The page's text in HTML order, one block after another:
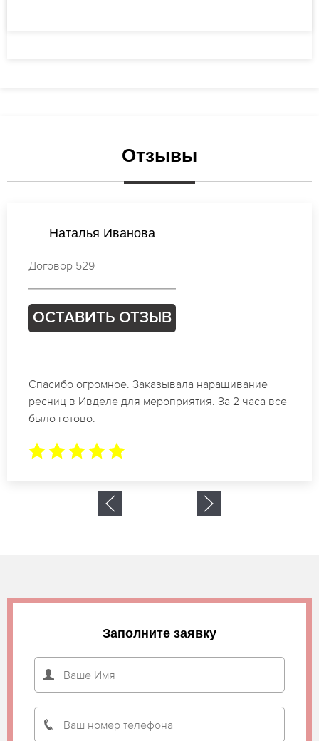
Отзывы
Анастасия Новикова
Договор 916
ОСТАВИТЬ ОТЗЫВ
Идеальные мастера своего дела по наращиванию
ресниц в Ивделе. Великолепный результат. Буду
обращаться еще.
Заполните заявку